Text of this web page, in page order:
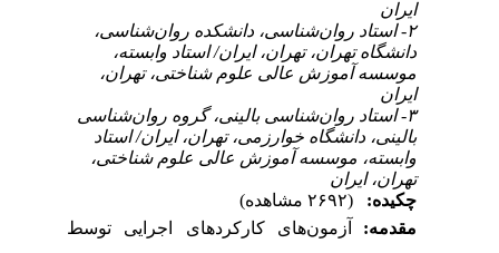
ایران
۲- استاد روان‌شناسی، دانشکده روان‌شناسی،
دانشگاه تهران، تهران، ایران/ استاد وابسته،
موسسه آموزش عالی علوم شناختی، تهران،
ایران
۳- استاد روان‌شناسی بالینی، گروه روان‌شناسی
بالینی، دانشگاه خوارزمی، تهران، ایران/ استاد
وابسته، موسسه آموزش عالی علوم شناختی،
تهران، ایران
چکیده:
مقدمه: آزمون­‌های کارکردهای اجرایی توسط